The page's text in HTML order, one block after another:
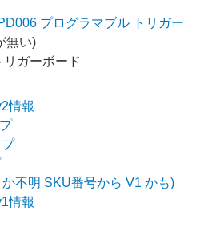
プログラマブル トリガー
無い)
リガーボード
情報
不明 SKU番号から V1 かも)
情報